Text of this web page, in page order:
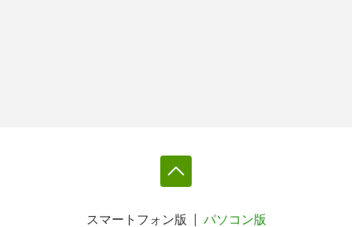
スマートフォン版 パソコン版